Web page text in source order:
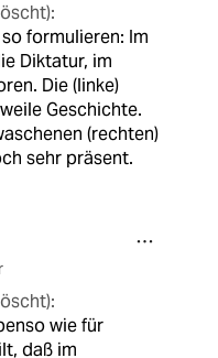
formulieren: Im
Diktatur, im
Die (linke)
Geschichte.
(rechten)
sehr präsent.
wie für
daß im